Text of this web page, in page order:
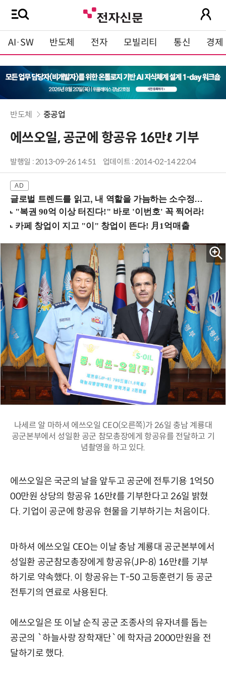
AI·SW 반도체 전자 모빌리티 통신 경제
반도체 중공업
에쓰오일, 공군에 항공유 16만ℓ 기부
발행일 : 2013-09-26 14:51 업데이트 : 2014-02-14 22:04
글로벌 트렌드를 읽고, 내 역할을 가늠하는 소수정예 실습 워크숍 (8/28 신논현역)
나세르 알 마하셔 에쓰오일 CEO(오른쪽)가 26일 충남 계룡대
공군본부에서 성일환 공군 참모총장에게 항공유를 전달하고 기
념촬영을 하고 있다.
에쓰오일은 국군의 날을 앞두고 공군에 전투기용 1억50
00만원 상당의 항공유 16만ℓ를 기부한다고 26일 밝혔
다. 기업이 공군에 항공유 현물을 기부하기는 처음이다.
마하셔 에쓰오일 CEO는 이날 충남 계룡대 공군본부에서
성일환 공군참모총장에게 항공유(JP-8) 16만ℓ를 기부
하기로 약속했다. 이 항공유는 T-50 고등훈련기 등 공군
전투기의 연료로 사용된다.
에쓰오일은 또 이날 순직 공군 조종사의 유자녀를 돕는
공군의 `하늘사랑 장학재단`에 학자금 2000만원을 전
달하기로 했다.